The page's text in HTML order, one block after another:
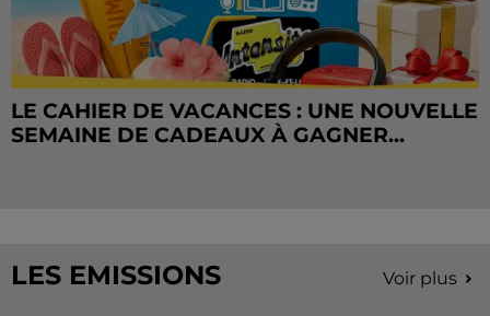
LE CAHIER DE VACANCES : UNE NOUVELLE
SEMAINE DE CADEAUX À GAGNER...
LES EMISSIONS Voir plus